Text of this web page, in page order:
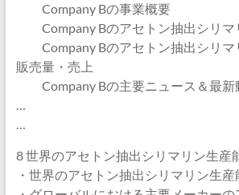
Company Bの事業概要
Company Bのアセトン抽出シリマ
Company Bのアセトン抽出シリマ
販売量・売上
Company Bの主要ニュース＆最新
…
…
8 世界のアセトン抽出シリマリン生産
・世界のアセトン抽出シリマリン生産